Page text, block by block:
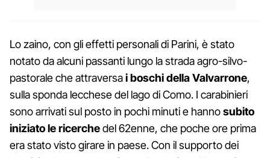
Lo zaino, con gli effetti personali di Parini, è stato
notato da alcuni passanti lungo la strada agro-silvo-
pastorale che attraversai boschi della Valvarrone,
sulla sponda lecchese del lago di Como. I carabinieri
sono arrivati sul posto in pochi minuti e hannosubito
iniziato le ricerchedel 62enne, che poche ore prima
era stato visto girare in paese. Con il supporto dei